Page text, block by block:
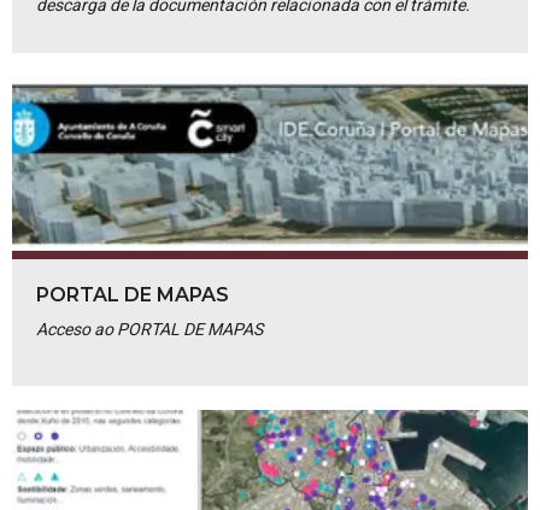
descarga de la documentación relacionada con el trámite.
PORTAL DE MAPAS
Acceso ao PORTAL DE MAPAS